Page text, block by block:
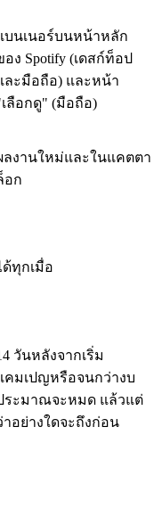
บนเนอร์บนหน้าหลัก
อง Spotify (เดสก์ท็อป
ละมือถือ) และหน้า
ลือกดู" (มือถือ)
ลงานใหม่และในแคตตา
อก
ด้ทุกเมื่อ
วันหลังจากเริ่ม
คมเปญหรือจนกว่างบ
ระมาณจะหมด แล้วแต่
าอย่างใดจะถึงก่อน